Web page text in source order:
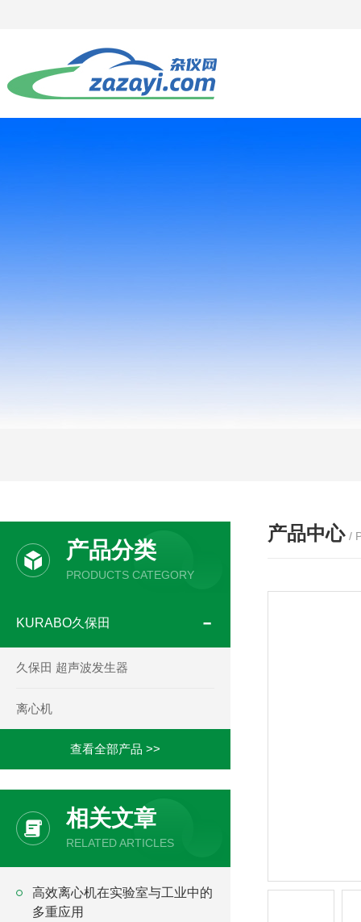
产品中心 /
产品分类
PRODUCTS CATEGORY
KURABO久保田
久保田 超声波发生器
离心机
查看全部产品 >>
相关文章
RELATED ARTICLES
高效离心机在实验室与工业中的
多重应用